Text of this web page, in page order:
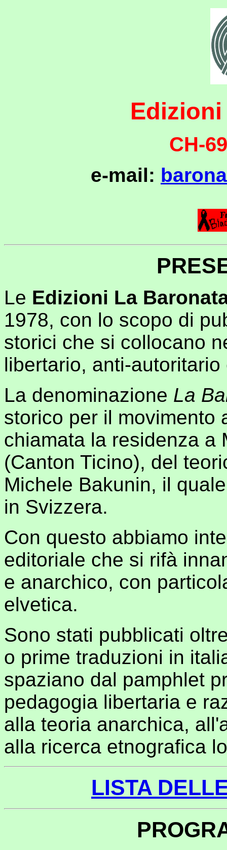
CH-
e-mail:
Le Edizioni La
1978, con lo scopo di
storici che si collocano
libertario, anti-
La denominazione La
storico per il movimento
chiamata la residenza a
(Canton Ticino), del
Michele Bakunin, il
in Svizzera.
Con questo abbiamo
editoriale che si rifà
e anarchico, con
elvetica.
Sono stati pubblicati
o prime traduzioni in
spaziano dal pamphlet
pedagogia libertaria e
alla teoria anarchica,
alla ricerca etnografica
LISTA